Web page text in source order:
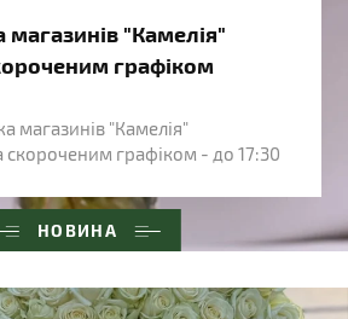
НОВИНА
"Камелія"
графіком
магазинів "Камелія"
графіком - до 17:30